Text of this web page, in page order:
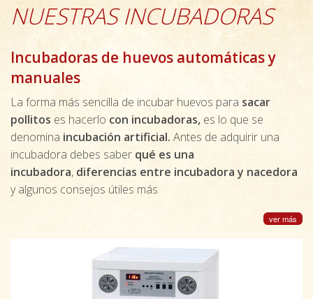
NUESTRAS INCUBADORAS
Incubadoras de huevos automáticas y
manuales
La forma más sencilla de incubar huevos para sacar
pollitos es hacerlo con incubadoras, es lo que se
denomina incubación artificial. Antes de adquirir una
incubadora debes saber qué es una
incubadora, diferencias entre incubadora y nacedora
y algunos consejos útiles más
ver más